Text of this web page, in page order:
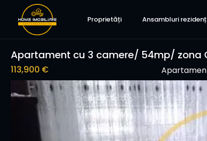
Proprietăți Ansambluri
Apartament cu 3 camere/ 54mp/ zona
113,900 €